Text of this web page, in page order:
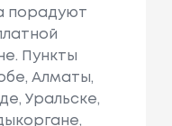
порадуют
Пункты
Алматы,
Уральске,